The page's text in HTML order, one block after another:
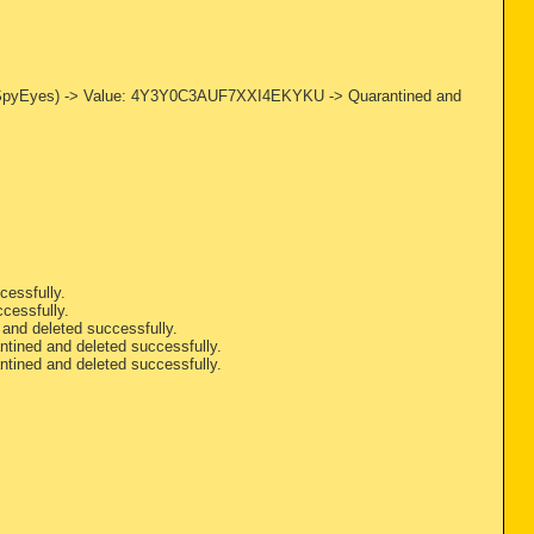
-> Value: 4Y3Y0C3AUF7XXI4EKYKU -> Quarantined and
deleted successfully.
and deleted successfully.
and deleted successfully.